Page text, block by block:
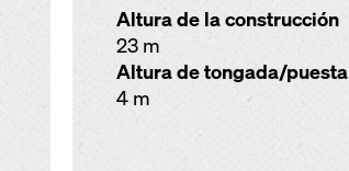
Altura de la construcción
23 m
Altura de tongada/puesta
4 m